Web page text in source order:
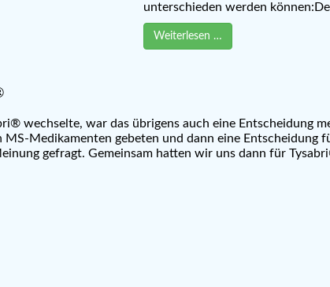
unterschieden werden
Weiterlesen …
wechselte, war das übrigens auch eine
MS-Medikamenten gebeten und dann eine
gefragt. Gemeinsam hatten wir uns dann für